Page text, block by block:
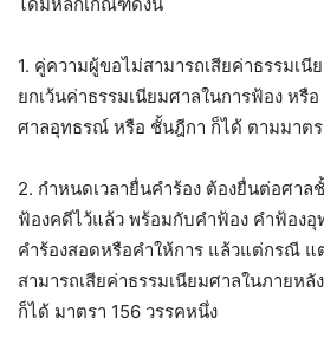
ได้มีหลักเกณฑ์ดังนี้
1. คู่ความผู้ขอไม่สามารถเสียค่าธรรมเนี
ยกเว้นค่าธรรมเนียมศาลในการฟ้อง ห
ศาลอุทธรณ์ หรือ ชั้นฎีกา ก็ได้ ตามมาตร
2. กำหนดเวลายื่นคำร้อง ต้องยื่นต่อศา
ฟ้องคดีไว้แล้ว พร้อมกับคำฟ้อง คำฟ้อง
คำร้องสอดหรือคำให้การ แล้วแต่กรณี
สามารถเสียค่าธรรมเนียมศาลในภายหลั
ก็ได้ มาตรา 156 วรรคหนึ่ง